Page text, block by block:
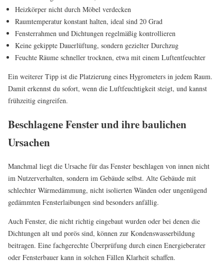
Heizkörper nicht durch Möbel verdecken
Raumtemperatur konstant halten, ideal sind 20 Grad
Fensterrahmen und Dichtungen regelmäßig kontrollieren
Keine gekippte Dauerlüftung, sondern gezielter Durchzug
Feuchte Räume schneller trocknen, etwa mit einem Luftentfeuchter
Ein weiterer Tipp ist die Platzierung eines Hygrometers in jedem Raum.
Damit erkennst du sofort, wenn die Luftfeuchtigkeit steigt, und kannst
frühzeitig eingreifen.
Beschlagene Fenster und ihre baulichen
Ursachen
Manchmal liegt die Ursache für das Fenster beschlagen von innen nicht
im Nutzerverhalten, sondern im Gebäude selbst. Alte Gebäude mit
schlechter Wärmedämmung, nicht isolierten Wänden oder ungenügend
gedämmten Fensterlaibungen sind besonders anfällig.
Auch Fenster, die nicht richtig eingebaut wurden oder bei denen die
Dichtungen alt und porös sind, können zur Kondenswasserbildung
beitragen. Eine fachgerechte Überprüfung durch einen Energieberater
oder Fensterbauer kann in solchen Fällen Klarheit schaffen.